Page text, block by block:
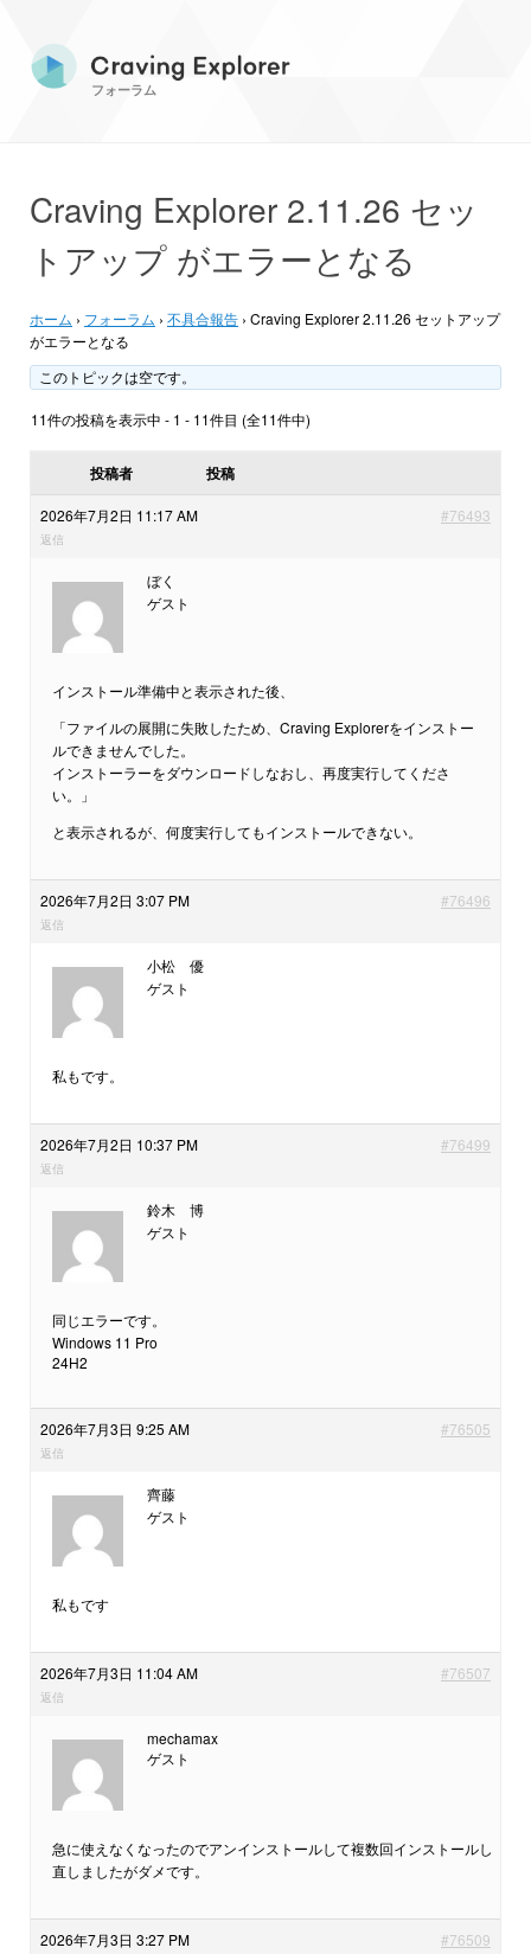
フォーラム
Craving Explorer 2.11.26 セッ
トアップ がエラーとなる
ホーム › フォーラム › 不具合報告 › Craving Explorer 2.11.26 セットアップ
がエラーとなる
このトピックは空です。
11件の投稿を表示中 - 1 - 11件目 (全11件中)
投稿者 投稿
2026年7月2日 11:17 AM #76493
返信
ぼく
ゲスト
インストール準備中と表示された後、
「ファイルの展開に失敗したため、Craving Explorerをインストー
ルできませんでした。
インストーラーをダウンロードしなおし、再度実行してくださ
い。」
と表示されるが、何度実行してもインストールできない。
2026年7月2日 3:07 PM #76496
返信
小松 優
ゲスト
私もです。
2026年7月2日 10:37 PM #76499
返信
鈴木 博
ゲスト
同じエラーです。
Windows 11 Pro
24H2
2026年7月3日 9:25 AM #76505
返信
齊藤
ゲスト
私もです
2026年7月3日 11:04 AM #76507
返信
mechamax
ゲスト
急に使えなくなったのでアンインストールして複数回インストールし
直しましたがダメです。
2026年7月3日 3:27 PM #76509